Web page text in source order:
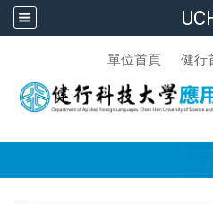
單位首頁 健行